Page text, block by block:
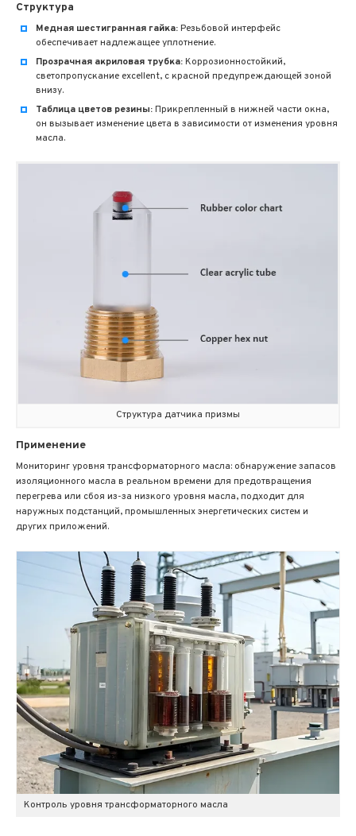
Структура
Медная шестигранная гайка:Резьбовой интерфейс
обеспечивает надлежащее уплотнение.
Прозрачная акриловая трубка:Коррозионностойкий,
светопропускание excellent, с красной предупреждающей зоной
внизу.
Таблица цветов резины:Прикрепленный в нижней части окна,
он вызывает изменение цвета в зависимости от изменения уровня
масла.
Структура датчика призмы
Применение
Мониторинг уровня трансформаторного масла: обнаружение запасов
изоляционного масла в реальном времени для предотвращения
перегрева или сбоя из-за низкого уровня масла, подходит для
наружных подстанций, промышленных энергетических систем и
других приложений.
Контроль уровня трансформаторного масла